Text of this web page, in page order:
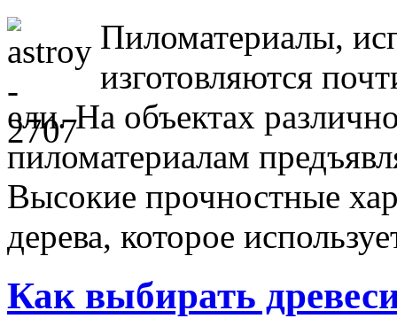
Пиломатериалы,
изготовляются
ели. На объектах
пиломатериалам
Высокие прочностные
дерева, которое
Как выбирать